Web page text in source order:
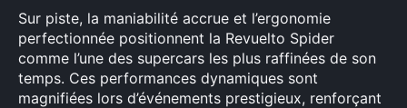
Sur piste, la maniabilité accrue et l’ergonomie
perfectionnée positionnent la Revuelto Spider
comme l’une des supercars les plus raffinées de son
temps. Ces performances dynamiques sont
magnifiées lors d’événements prestigieux, renforçant